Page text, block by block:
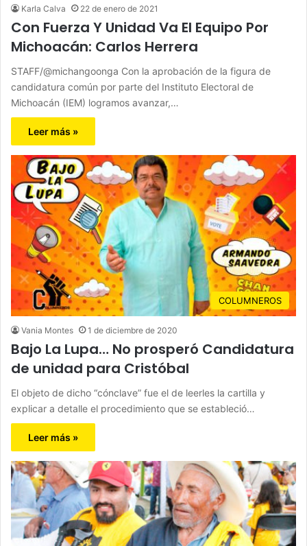
Karla Calva 22 de enero de 2021
Con Fuerza Y Unidad Va El Equipo Por
Michoacán: Carlos Herrera
STAFF/@michangoonga Con la aprobación de la figura de
candidatura común por parte del Instituto Electoral de
Michoacán (IEM) logramos avanzar,…
Leer más »
COLUMNEROS
Vania Montes 1 de diciembre de 2020
Bajo La Lupa… No prosperó Candidatura
de unidad para Cristóbal
El objeto de dicho “cónclave” fue el de leerles la cartilla y
explicar a detalle el procedimiento que se estableció…
Leer más »